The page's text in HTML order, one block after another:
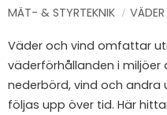
MÄT- & STYRTEKNIK
Väder och vind omfattar
väderförhållanden i
nederbörd, vind och
följas upp över tid. Här